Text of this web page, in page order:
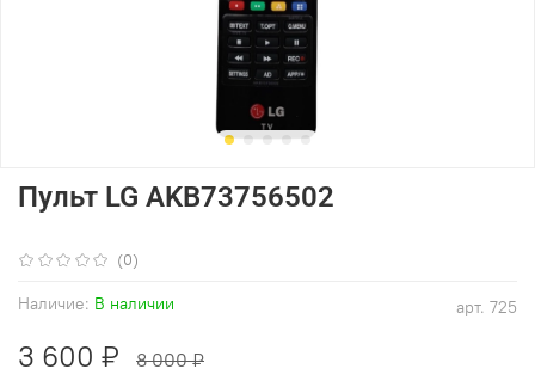
(0)
арт. 725
Наличие: В наличии
Пульт LG AKB73756502
3 600 ₽ 8 000 ₽